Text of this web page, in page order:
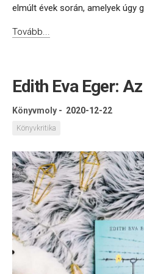
elmúlt évek során, amelyek úgy
Tovább...
Edith Eva Eger:
Könyvmoly - 2020-12-22
Könyvkritika